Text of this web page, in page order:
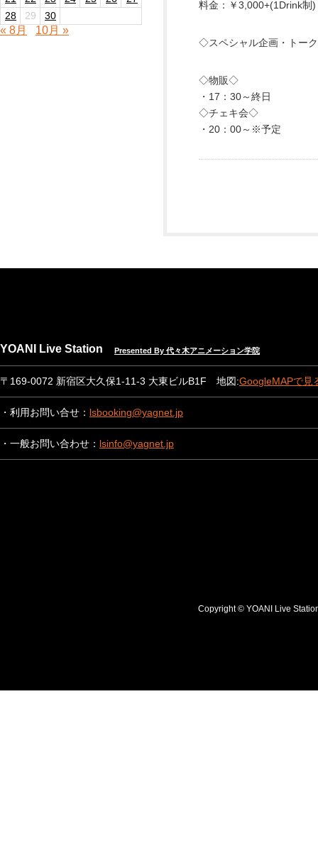
28
29 30
« 8月 10月 »
料金：￥3,000+(1Drink制)
◇スペシャル企画・トー
◇物販◇
・17：30～終日
◇チェキ会◇
・20：00～※予定
YOANI Live Station Presented By 代々木アニメーション学院
〒169-0072 新宿区大久保1-11-3 大東ビルB1F 地図:GoogleMAPで見
・利用お問い合せ： lsbooking@yagnet.jp
・一般お問い合わせ： lsinfo@yagnet.jp
Copyright © YOANI Live